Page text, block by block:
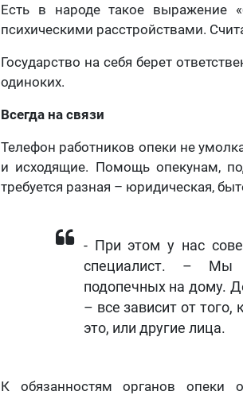
Есть в народе такое выражение
психическими расстройствами.
Государство на себя берет
одиноких.
Всегда на связи
Телефон работников опеки не
и исходящие. Помощь опекунам,
требуется разная – юридическая,
​- При этом у нас
специалист. – Мы
подопечных на дому.
– все зависит от того,
это, или другие лица.
К обязанностям органов опеки